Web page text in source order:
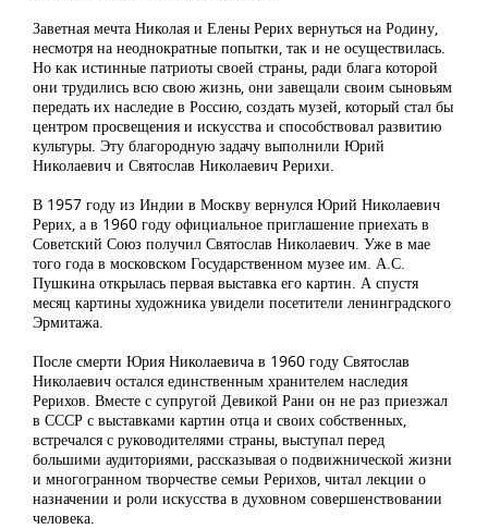
Заветная мечта Николая и Елены Рерих вернуться на Родину,
несмотря на неоднократные попытки, так и не осуществилась.
Но как истинные патриоты своей страны, ради блага которой
они трудились всю свою жизнь, они завещали своим сыновьям
передать их наследие в Россию, создать музей, который стал бы
центром просвещения и искусства и способствовал развитию
культуры. Эту благородную задачу выполнили Юрий
Николаевич и Святослав Николаевич Рерихи.
В 1957 году из Индии в Москву вернулся Юрий Николаевич
Рерих, а в 1960 году официальное приглашение приехать в
Советский Союз получил Святослав Николаевич. Уже в мае
того года в московском Государственном музее им. А.С.
Пушкина открылась первая выставка его картин. А спустя
месяц картины художника увидели посетители ленинградского
Эрмитажа.
После смерти Юрия Николаевича в 1960 году Святослав
Николаевич остался единственным хранителем наследия
Рерихов. Вместе с супругой Девикой Рани он не раз приезжал
в СССР с выставками картин отца и своих собственных,
встречался с руководителями страны, выступал перед
большими аудиториями, рассказывая о подвижнической жизни
и многогранном творчестве семьи Рерихов, читал лекции о
назначении и роли искусства в духовном совершенствовании
человека.